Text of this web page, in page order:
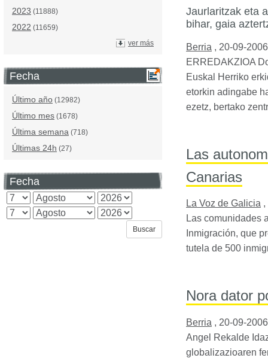
2023 (11888)
2022 (11659)
ver más
Fecha
Último año (12982)
Último mes (1678)
Última semana (718)
Últimas 24h (27)
Fecha
Jaurlaritzak eta
bihar, gaia
Berria , 20-09-2006
ERREDAKZIOA
Euskal Herriko
etorkin adingabe
ezetz, bertako
Las
Canarias
La Voz de Galicia ,
Las comunidades
Inmigración, que
tutela de 500
Nora dator
Berria , 20-09-2006
Angel Rekalde
globalizazioaren